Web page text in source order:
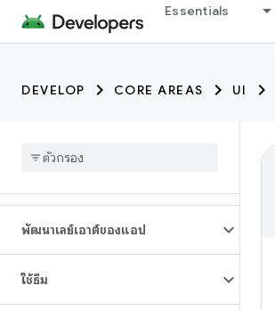
Essentials
DEVELOP CORE AREAS UI
พัฒนาเลย์เอาต์ของแอป
ใช้ธีม